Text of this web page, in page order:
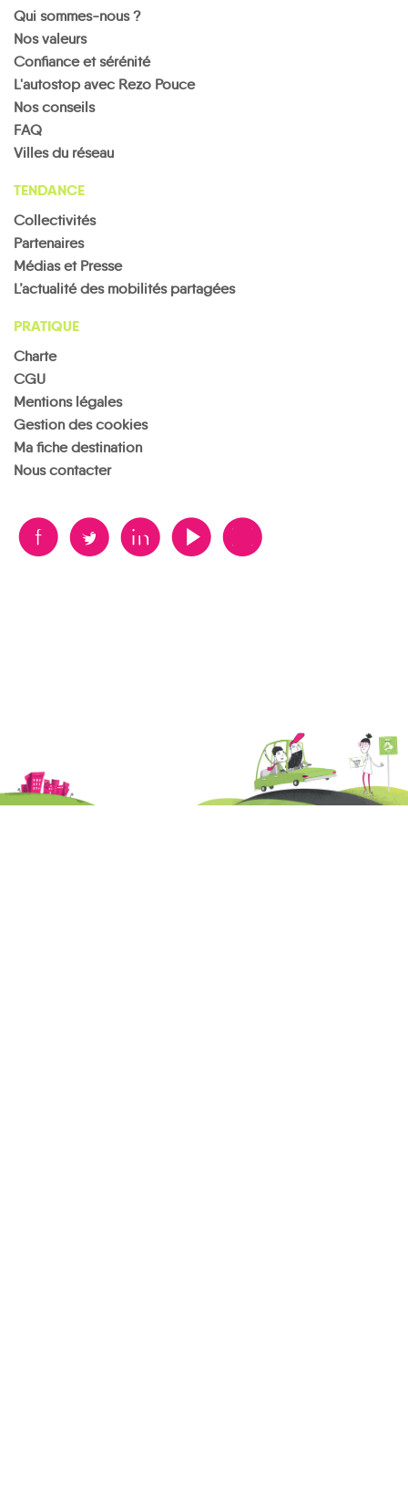
Qui sommes-nous ?
Nos valeurs
Confiance et sérénité
L'autostop avec Rezo Pouce
Nos conseils
FAQ
Villes du réseau
TENDANCE
Collectivités
Partenaires
Médias et Presse
L’actualité des mobilités partagées
PRATIQUE
Charte
CGU
Mentions légales
Gestion des cookies
Ma fiche destination
Nous contacter
B A D F V